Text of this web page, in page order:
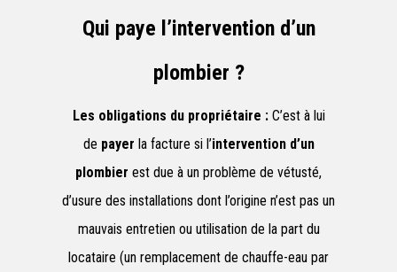
Qui paye l’intervention d’un
plombier ?
Les obligations du propriétaire :C’est à lui
de payer la facture si l’intervention d’un
plombier est due à un problème de vétusté,
d’usure des installations dont l’origine n’est pas un
mauvais entretien ou utilisation de la part du
locataire (un remplacement de chauffe-eau par